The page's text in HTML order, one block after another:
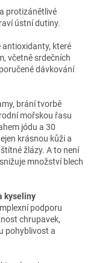
protizánětlivé
ústní dutiny.
antioxidanty, které
včetně srdečních
dávkování
brání tvorbě
mořskou řasu
jódu a 30
krásnou kůži a
žlázy. A to není
množství blech
kyseliny
podporu
chrupavek,
pohyblivost a